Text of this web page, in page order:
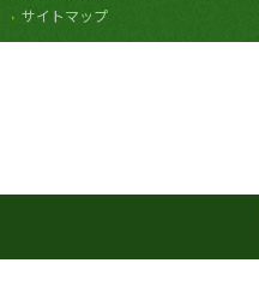
サイトマップ